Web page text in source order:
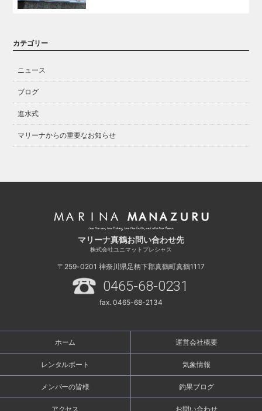
カテゴリー
ニュース
ブログ
進水式
マリーナからの重要なお知らせ
マリーナ真鶴お問い合わせ先
株式会社ユニマットプレシャス
〒259-0201 神奈川県足柄下郡真鶴町真鶴1117
0465-68-0231
fax. 0465-68-2134
ホーム 運営会社概要
レンタルボート 気象情報
メンバーの皆様 釣果ブログ
アクセス お問い合わせ